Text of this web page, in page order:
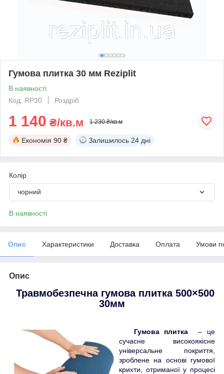
Гумова плитка 30 мм Reziplit
В наявності
Код: RP30
Роздріб
1 140 ₴/кв.м 1 230 ₴/кв.м
Економія 90 ₴ Залишилось 24 дні
Колір
чорний
В наявності
Опис Характеристики Доставка Оплата Умови
Опис
Травмобезпечна гумова плитка 500×500
30мм
Гумова плитка – це
сучасне високоякісне
універсальне покриття,
зроблене на основі гумової
крихти, отриманої у процесі